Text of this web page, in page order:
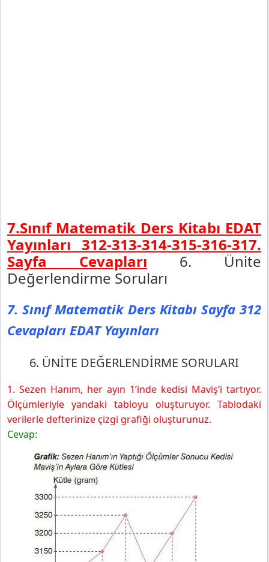
7.Sınıf Matematik Ders Kitabı EDAT
Yayınları 312-313-314-315-316-317.
Sayfa Cevapları 6. Ünite
Değerlendirme Soruları
7. Sınıf Matematik Ders Kitabı Sayfa 312
Cevapları EDAT Yayınları
6. ÜNİTE DEĞERLENDİRME SORULARI
1. Sezen Hanım, her ayın 1’inde kedisi Maviş’i tartıyor.
Ölçümleriyle yandaki tabloyu oluşturuyor. Tablodaki
verilerle defterinize çizgi grafiği oluşturunuz.
Cevap: